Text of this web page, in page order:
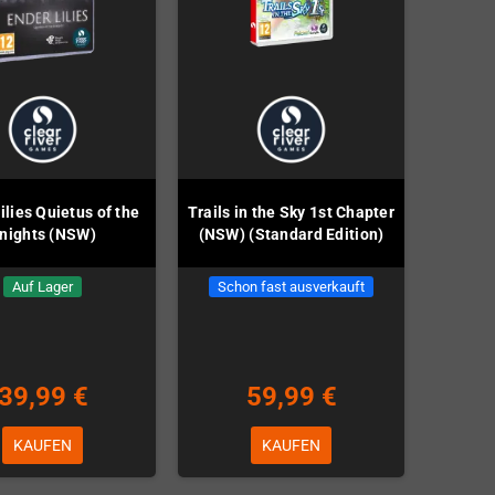
Quietus of the
(NSW)
Auf Lager
€
KAUFEN
Trails in the Sky 1st Chapter
(NSW) (Standard Edition)
Schon fast ausverkauft
59,99 €
KAUFEN